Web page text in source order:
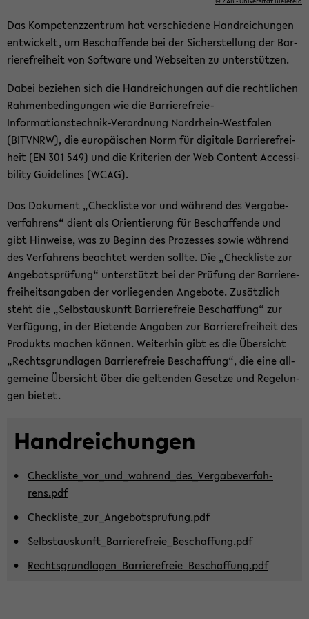
Das Kom­pe­tenz­zen­trum hat ver­schie­de­ne Hand­rei­chun­gen
ent­wi­ckelt, um Be­schaf­fen­de bei der Si­cher­stel­lung der Bar­
rie­re­frei­heit von Soft­ware und Web­sei­ten zu un­ter­stüt­zen.
Dabei be­zie­hen sich die Hand­rei­chun­gen auf die recht­li­chen
Rah­men­be­din­gun­gen wie die Barrierefreie-​
Informationstechnik-Verordnung Nordrhein-​Westfalen
(BITVNRW), die eu­ro­päi­schen Norm für di­gi­ta­le Bar­rie­re­frei­
heit (EN 301 549) und die Kri­te­ri­en der Web Con­tent Ac­ces­si­
bi­li­ty Gui­de­li­nes (WCAG).
Das Do­ku­ment „Check­lis­te vor und wäh­rend des Ver­ga­be­
ver­fah­rens“ dient als Ori­en­tie­rung für Be­schaf­fen­de und
gibt Hin­wei­se, was zu Be­ginn des Pro­zes­ses sowie wäh­rend
des Ver­fah­rens be­ach­tet wer­den soll­te. Die „Check­lis­te zur
An­ge­bots­prü­fung“ un­ter­stützt bei der Prü­fung der Bar­rie­re­
frei­heits­an­ga­ben der vor­lie­gen­den An­ge­bo­te. Zu­sätz­lich
steht die „Selbst­aus­kunft Bar­rie­re­freie Be­schaf­fung“ zur
Ver­fü­gung, in der Bie­ten­de An­ga­ben zur Bar­rie­re­frei­heit des
Pro­dukts ma­chen kön­nen. Wei­ter­hin gibt es die Über­sicht
„Rechts­grund­la­gen Bar­rie­re­freie Be­schaf­fung“, die eine all­
ge­mei­ne Über­sicht über die gel­ten­den Ge­set­ze und Re­ge­lun­
gen bie­tet.
Hand­rei­chun­gen
Check­lis­te_vor­_un­d_­wah­ren­d_­de­s­_­Ver­ga­be­ver­fah­
rens.pdf
Check­lis­te_zu­r_­An­ge­bot­s­p­ru­fung.pdf
Selbst­aus­kunft_Bar­rie­re­frei­e_­Be­schaf­fung.pdf
Rechts­grund­la­gen_Bar­rie­re­frei­e_­Be­schaf­fung.pdf